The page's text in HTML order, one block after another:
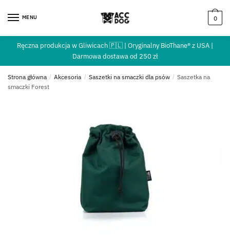
MENU 0
Ręczna produkcja w Gliwicach 🇵🇱 | Oryginalny BioThane® z USA |
Darmowa dostawa od 250 zł
Strona główna / Akcesoria / Saszetki na smaczki dla psów / Saszetka na
smaczki Forest